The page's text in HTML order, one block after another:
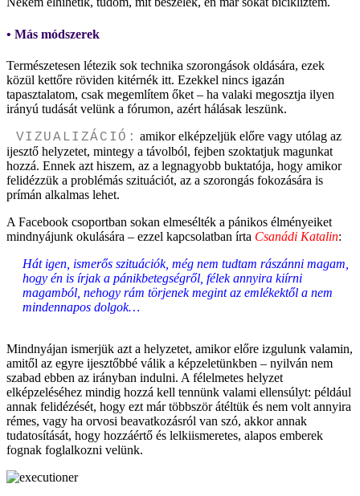
• Más módszerek
Természetesen létezik sok technika szorongások oldására, ezek
közül kettőre röviden kitérnék itt. Ezekkel nincs igazán
tapasztalatom, csak megemlítem őket – ha valaki megosztja ilyen
irányú tudását velünk a fórumon, azért hálásak leszünk.
VIZUALIZÁCIÓ: amikor elképzeljük előre vagy utólag az
ijesztő helyzetet, mintegy a távolból, fejben szoktatjuk magunkat
hozzá. Ennek azt hiszem, az a legnagyobb buktatója, hogy amikor
felidézzük a problémás szituációt, az a szorongás fokozására is
prímán alkalmas lehet.
A Facebook csoportban sokan elmesélték a pánikos élményeiket
mindnyájunk okulására – ezzel kapcsolatban írta Csanádi Katalin:
Hát igen, ismerős szituációk, még nem tudtam rászánni magam,
hogy én is írjak a pánikbetegségről, félek annyira kiírni
magamból, nehogy rám törjenek megint az emlékektől a nem
mindennapos dolgok…
Mindnyájan ismerjük azt a helyzetet, amikor előre izgulunk valamin,
amitől az egyre ijesztőbbé válik a képzeletünkben – nyilván nem
szabad ebben az irányban indulni. A félelmetes helyzet
elképzeléséhez mindig hozzá kell tennünk valami ellensúlyt: például
annak felidézését, hogy ezt már többször átéltük és nem volt annyira
rémes, vagy ha orvosi beavatkozásról van szó, akkor annak
tudatosítását, hogy hozzáértő és lelkiismeretes, alapos emberek
fognak foglalkozni velünk.